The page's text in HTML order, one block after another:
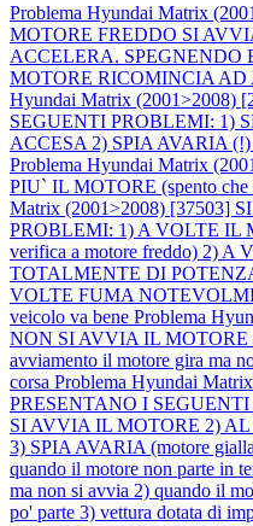
Problema Hyundai Matrix
MOTORE FREDDO SI
ACCELERA.
MOTORE RICOMINCIA AD
Hyundai Matrix (2001>2008)
SEGUENTI PROBLEMI: 1)
ACCESA 2) SPIA AVARIA
Problema Hyundai Matrix
PIU` IL MOTORE (spento che
Matrix (2001>2008) [37503]
PROBLEMI: 1) A VOLTE IL
verifica a motore freddo) 2)
TOTALMENTE DI
VOLTE FUMA
veicolo va bene Problema
NON SI AVVIA IL MOTORE
avviamento il motore gira ma
corsa Problema Hyundai
PRESENTANO I
SI AVVIA IL MOTORE 2) AL
3) SPIA AVARIA (motore
quando il motore non parte in
ma non si avvia 2) quando il
po' parte 3) vettura dotata di